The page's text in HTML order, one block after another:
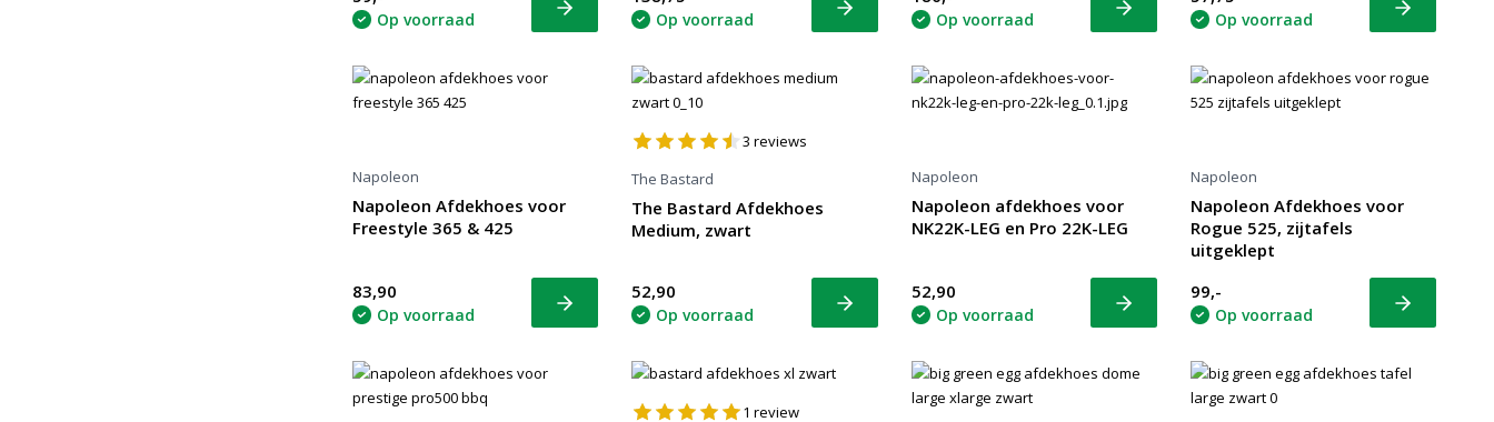
Op voorraad Bekijk Op voorraad Bekijk Op voorraad Bekijk Op voorraad Bekijk
Napoleon
Napoleon Afdekhoes voor
Freestyle 365 & 425
83,90
Op voorraad Bekijk
3 reviews
The Bastard
The Bastard Afdekhoes
Medium, zwart
52,90
Op voorraad Bekijk
Napoleon
Napoleon afdekhoes voor
NK22K-LEG en Pro 22K-LEG
52,90
Op voorraad Bekijk
Napoleon
Napoleon Afdekhoes voor
Rogue 525, zijtafels
uitgeklept
99,-
Op voorraad Bekijk
1 review